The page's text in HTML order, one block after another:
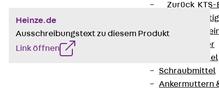
Zurück
Dübel & Anker
Abhängemittel
Schraubmittel
Ankermuttern
Heinze.de
Ausschreibungstext zu diesem Produkt
Link öffnen